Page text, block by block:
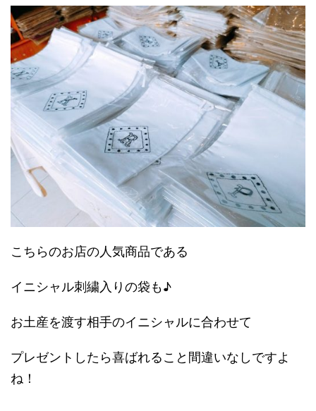
こちらのお店の人気商品である
イニシャル刺繍入りの袋も♪
お土産を渡す相手のイニシャルに合わせて
プレゼントしたら喜ばれること間違いなしですよ
ね！